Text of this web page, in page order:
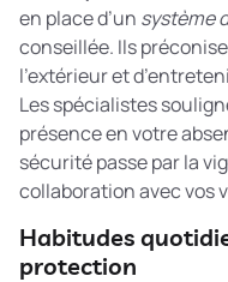
en place d’un système
conseillée. Ils
l’extérieur et
Les spécialistes
présence en votre
sécurité passe par la
collaboration avec vos
Habitudes
protection